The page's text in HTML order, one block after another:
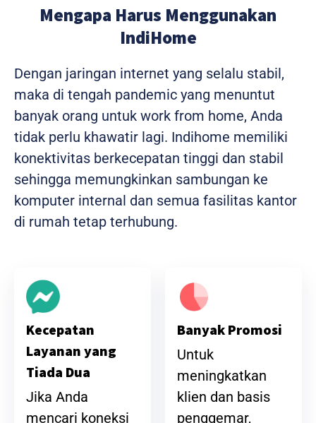
Mengapa Harus Menggunakan
IndiHome
Dengan jaringan internet yang selalu stabil,
maka di tengah pandemic yang menuntut
banyak orang untuk work from home, Anda
tidak perlu khawatir lagi. Indihome memiliki
konektivitas berkecepatan tinggi dan stabil
sehingga memungkinkan sambungan ke
komputer internal dan semua fasilitas kantor
di rumah tetap terhubung.
Kecepatan
Layanan yang
Tiada Dua
Jika Anda
mencari koneksi
Banyak Promosi
Untuk
meningkatkan
klien dan basis
penggemar,